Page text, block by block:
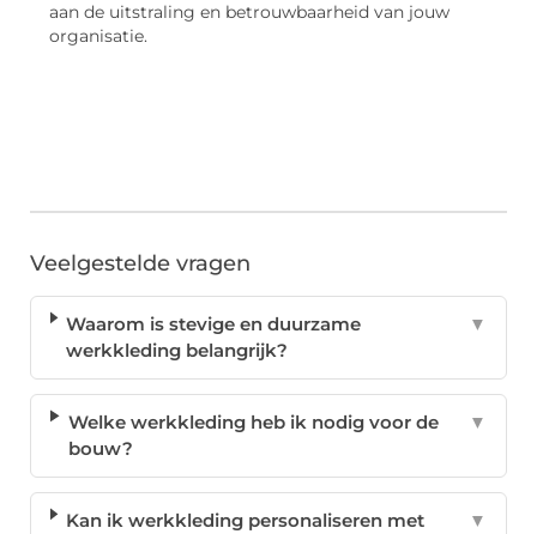
aan de uitstraling en betrouwbaarheid van jouw
organisatie.
Veelgestelde vragen
Waarom is stevige en duurzame
werkkleding belangrijk?
▼
Welke werkkleding heb ik nodig voor de
bouw?
▼
Kan ik werkkleding personaliseren met
▼